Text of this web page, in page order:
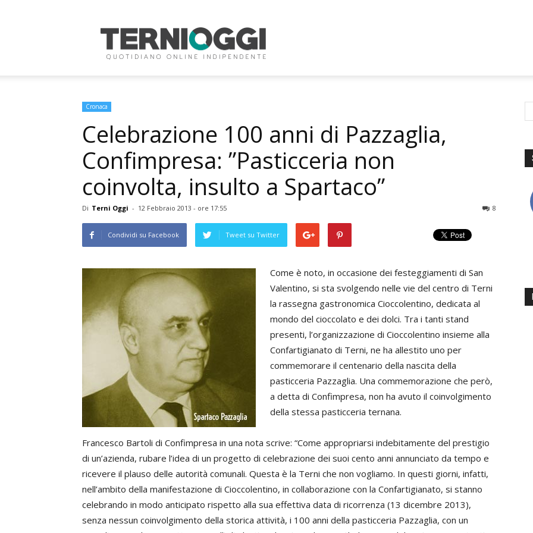
Oggi
Cronaca
Celebrazione 100 anni di Pazzaglia,
Confimpresa: ”Pasticceria non
coinvolta, insulto a Spartaco”
Di Terni Oggi - 12 Febbraio 2013 - ore 17:55 8
Condividi su Facebook Tweet su Twitter
Come è noto, in occasione dei festeggiamenti di San
Valentino, si sta svolgendo nelle vie del centro di Terni
la rassegna gastronomica Cioccolentino, dedicata al
mondo del cioccolato e dei dolci. Tra i tanti stand
presenti, l’organizzazione di Cioccolentino insieme alla
Confartigianato di Terni, ne ha allestito uno per
commemorare il centenario della nascita della
pasticceria Pazzaglia. Una commemorazione che però,
a detta di Confimpresa, non ha avuto il coinvolgimento
della stessa pasticceria ternana.
Francesco Bartoli di Confimpresa in una nota scrive: “Come appropriarsi indebitamente del prestigio
di un’azienda, rubare l’idea di un progetto di celebrazione dei suoi cento anni annunciato da tempo e
ricevere il plauso delle autorità comunali. Questa è la Terni che non vogliamo. In questi giorni, infatti,
nell’ambito della manifestazione di Cioccolentino, in collaborazione con la Confartigianato, si stanno
celebrando in modo anticipato rispetto alla sua effettiva data di ricorrenza (13 dicembre 2013),
senza nessun coinvolgimento della storica attività, i 100 anni della pasticceria Pazzaglia, con un